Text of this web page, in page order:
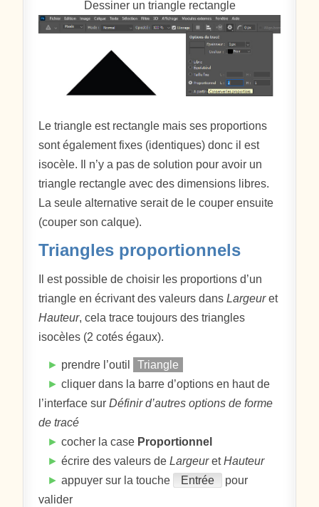
Dessiner un triangle rectangle
Le triangle est rectangle mais ses proportions
sont également fixes (identiques) donc il est
isocèle. Il n’y a pas de solution pour avoir un
triangle rectangle avec des dimensions libres.
La seule alternative serait de le couper ensuite
(couper son calque).
Triangles proportionnels
Il est possible de choisir les proportions d’un
triangle en écrivant des valeurs dansLargeuret
Hauteur, cela trace toujours des triangles
isocèles (2 cotés égaux).
► prendre l’outil
Triangle
► cliquer dans la barre d’options en haut de
l’interface surDéfinir d’autres options de forme
de tracé
► cocher la case Proportionnel
► écrire des valeurs deLargeuretHauteur
► appuyer sur la touche Entrée
pour
valider